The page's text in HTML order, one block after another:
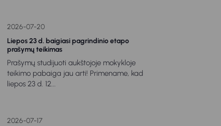
2026-07-20
Liepos 23 d. baigiasi pagrindinio etapo
prašymų teikimas
Prašymų studijuoti aukštojoje mokykloje
teikimo pabaiga jau arti! Primename, kad
liepos 23 d. 12...
2026-07-17